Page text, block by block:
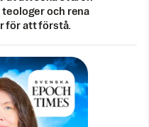
och rena
för att förstå.